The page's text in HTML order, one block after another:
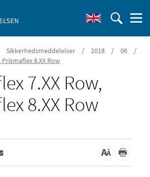
Sikkerhedsmeddelelser / 2018 / 06 /
8.XX Row
7.XX Row,
8.XX Row